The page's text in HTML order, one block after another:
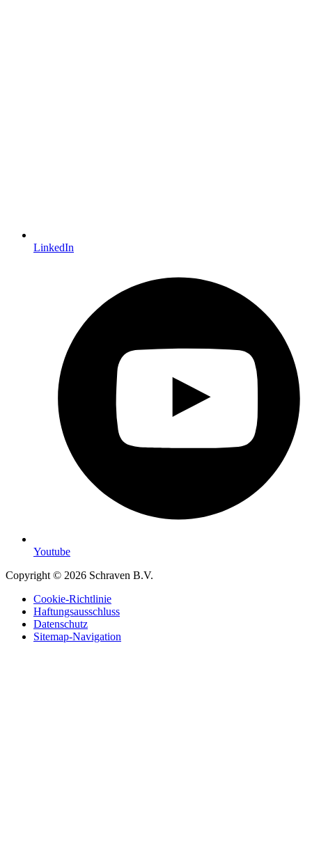
LinkedIn
Youtube
Copyright © 2026 Schraven B.V.
Cookie-Richtlinie
Haftungsausschluss
Datenschutz
Sitemap-Navigation